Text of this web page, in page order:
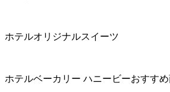
ホテルオリジナルスイーツ
ホテルベーカリー ハニービーおすす